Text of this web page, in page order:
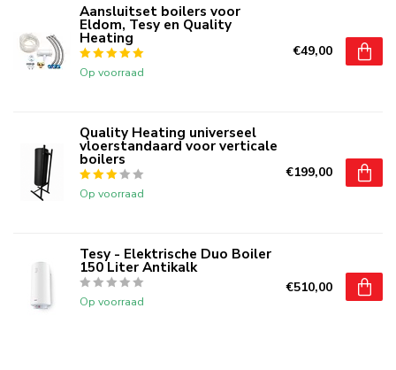
Aansluitset boilers voor
Eldom, Tesy en Quality
Heating
Op voorraad
€49,00
Quality Heating universeel
vloerstandaard voor verticale
boilers
Op voorraad
€199,00
Tesy - Elektrische Duo Boiler
150 Liter Antikalk
Op voorraad
€510,00